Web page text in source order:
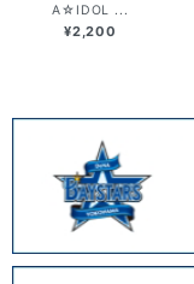
A☆IDOL ...
¥2,200